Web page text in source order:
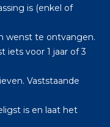
is (enkel of
wenst te ontvangen.
iets voor 1 jaar of 3
Vaststaande
is en laat het